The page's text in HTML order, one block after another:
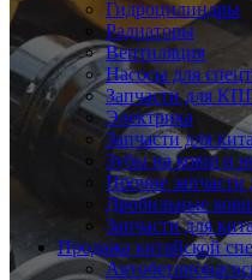
Гидроцилиндры
Радиаторы
Вентиляция
Насосы для
Запчасти для
Электрика
Запчасти для
Зубы на ковш и
Прочие запчасти
Дробильные
Запчасти для
Продажа китайской